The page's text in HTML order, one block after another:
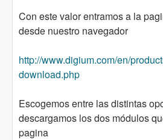
Con este valor entramos a la
desde nuestro navegador
http://www.digium.com/en/
download.php
Escogemos entre las distintas
descargamos los dos módulos
pagina